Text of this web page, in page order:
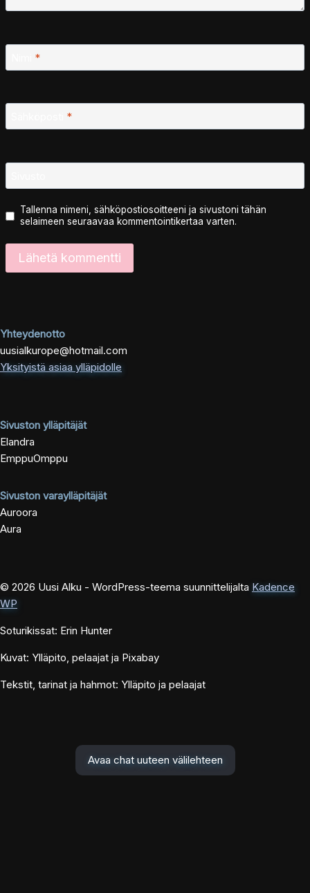
*
*
Tallenna nimeni, sähköpostiosoitteeni ja sivustoni tähän
selaimeen seuraavaa kommentointikertaa varten.
Yhteydenotto
uusialkurope@hotmail.com
Yksityistä asiaa ylläpidolle
Sivuston ylläpitäjät
Elandra
EmppuOmppu
Sivuston varaylläpitäjät
Auroora
Aura
© 2026 Uusi Alku - WordPress-teema suunnittelijalta Kadence
WP
Soturikissat: Erin Hunter
Kuvat: Ylläpito, pelaajat ja Pixabay
Tekstit, tarinat ja hahmot: Ylläpito ja pelaajat
Avaa chat uuteen välilehteen